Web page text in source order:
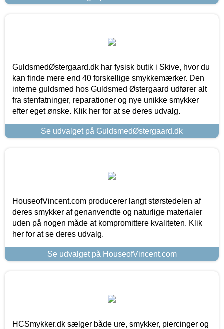
GuldsmedØstergaard.dk har fysisk butik i Skive, hvor du
kan finde mere end 40 forskellige smykkemærker. Den
interne guldsmed hos Guldsmed Østergaard udfører alt
fra stenfatninger, reparationer og nye unikke smykker
efter eget ønske. Klik her for at se deres udvalg.
Se udvalget på GuldsmedØstergaard.dk
HouseofVincent.com producerer langt størstedelen af
deres smykker af genanvendte og naturlige materialer
uden på nogen måde at kompromittere kvaliteten. Klik
her for at se deres udvalg.
Se udvalget på HouseofVincent.com
HCSmykker.dk sælger både ure, smykker, piercinger og